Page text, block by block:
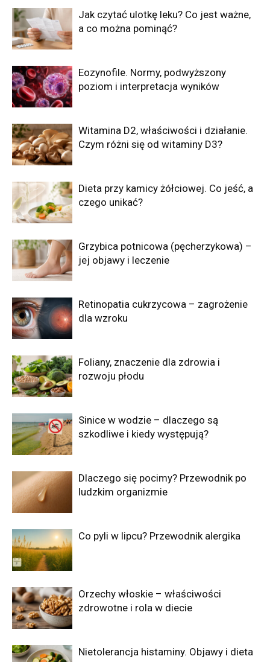
Jak czytać ulotkę leku? Co jest ważne,
a co można pominąć?
Eozynofile. Normy, podwyższony
poziom i interpretacja wyników
Witamina D2, właściwości i działanie.
Czym różni się od witaminy D3?
Dieta przy kamicy żółciowej. Co jeść, a
czego unikać?
Grzybica potnicowa (pęcherzykowa) –
jej objawy i leczenie
Retinopatia cukrzycowa – zagrożenie
dla wzroku
Foliany, znaczenie dla zdrowia i
rozwoju płodu
Sinice w wodzie – dlaczego są
szkodliwe i kiedy występują?
Dlaczego się pocimy? Przewodnik po
ludzkim organizmie
Co pyli w lipcu? Przewodnik alergika
Orzechy włoskie – właściwości
zdrowotne i rola w diecie
Nietolerancja histaminy. Objawy i dieta